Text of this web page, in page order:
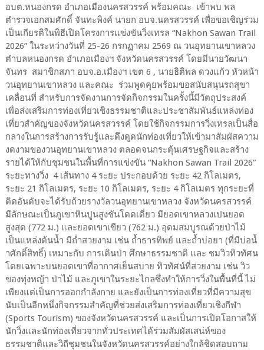
อบต.หนองกรด อำเภอเมืองนครสวรรค์ พร้อมคณะ เข้าพบ พล
ตำรวจเอกสมศักดิ์ จันทะพิงค์ นายก อบจ.นครสวรรค์ เพื่อขอเชิญร่วม
เป็นเกียรติในพิธีเปิดโครงการแข่งขันวิ่งเทรล “Nakhon Sawan Trail
2026” ในระหว่างวันที่ 25-26 กรกฏาคม 2569 ณ วนอุทยานเขาหลวง
ตำบลหนองกรด อำเภอเมืองฯ จังหวัดนครสวรรค์ โดยมีนายวัฒนา
จันทร สมาชิกสภา อบจ.อ.เมืองฯ เขต 6 , นายธิติพล ดวงแก้ว หัวหน้า
วนอุทยานเขาหลวง และคณะ ร่วมพูดคุยพร้อมขอสนับสนุนรถสุขา
เคลื่อนที่ สำหรับการจัดงานการจัดกิจกรรมในครั้งนี้มีวัตถุประสงค์
เพื่อส่งเสริมการท่องเที่ยวเชิงธรรมชาติและประชาสัมพันธ์แหล่งท่อง
เที่ยวสำคัญของจังหวัดนครสวรรค์ โดยใช้กิจกรรมการวิ่งเทรลเป็นสื่อ
กลางในการสร้างการรับรู้และดึงดูดนักท่องเที่ยวให้เข้ามาสัมผัสความ
งดงามของวนอุทยานเขาหลวง ตลอดจนกระตุ้นเศรษฐกิจและสร้าง
รายได้ให้กับชุมชนในพื้นที่การแข่งขัน “Nakhon Sawan Trail 2026”
ระยะทางวิ่ง 4 เส้นทาง 4 ระยะ ประกอบด้วย ระยะ 42 กิโลเมตร,
ระยะ 21 กิโลเมตร, ระยะ 10 กิโลเมตร, ระยะ 4 กิโลเมตร ทุกระยะที่
ติดอันดับจะได้รับถ้วยรางวัลวนอุทยานเขาหลวง จังหวัดนครสวรรค์
มีลักษณะเป็นภูเขาหินปูนสูงชันโดดเดี่ยว มียอดเขาหลวงเปนยอด
สูงสุด (772 ม.) และยอดเขาเขียว (762 ม.) อุดมสมบูรณด้วยป่าไม้
เป็นแหล่งต้นนํ้า มีถํ่าสวยงาม เช่น ถํ้าธารทิพย์ และถํ้าบ่อยา (ที่มีบ่อนํ้
าศักดิ์สิทธิ์) เหมาะกับ การเดินป่า ศึกษาธรรมชาติ และ ชมวิวทิวทัศน
โดยเฉพาะบนยอดเขาที่อากาศเย็นสบาย ทิวทัศน์ที่สวยงาม เช่น วิว
ของทุ่งหญ้า ป่าไม้ และภูเขาในระยะไกลซึ่งทําให้การวิ่งในพื้นที่นี้ ไม่
เพียงแต่เป็นการออกกําลังกาย และยังเป็นการท่องเที่ยวที่มีความสุข
นับเป็นอีกหนึ่งกิจกรรมสำคัญที่ช่วยส่งเสริมการท่องเที่ยวเชิงกีฬา
(Sports Tourism) ของจังหวัดนครสวรรค์ และเป็นการเปิดโอกาสให้
นักวิ่งและนักท่องเที่ยวจากทั่วประเทศได้ร่วมสัมผัสเสน่ห์ของ
ธรรมชาติและวิถีชุมชนในจังหวัดนครสวรรค์อย่างใกล้ชิดสอบถาม